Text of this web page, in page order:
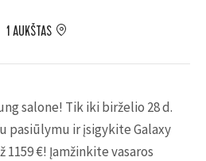
1 AUKŠTAS
salone! Tik iki birželio 28 d.
pasiūlymu ir įsigykite Galaxy
€! Įamžinkite vasaros